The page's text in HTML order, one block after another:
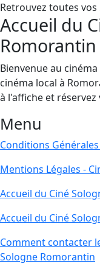
Retrouvez toutes vos
Accueil du
Romorantin
Bienvenue au
cinéma local à
à l'affiche et
Menu
Conditions
Mentions Légales -
Accueil du Ciné
Accueil du Ciné
Comment contacter
Sologne Romorantin